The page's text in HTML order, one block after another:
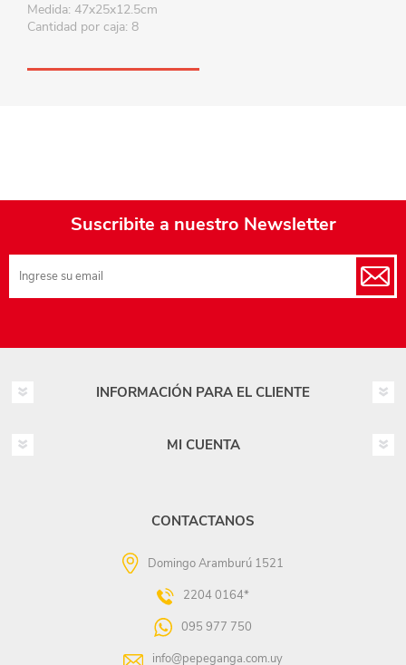
Medida: 47x25x12.5cm
Cantidad por caja: 8
Suscribite a nuestro Newsletter
INFORMACIÓN PARA EL CLIENTE
MI CUENTA
CONTACTANOS
Domingo Aramburú 1521
2204 0164*
095 977 750
info@pepeganga.com.uy